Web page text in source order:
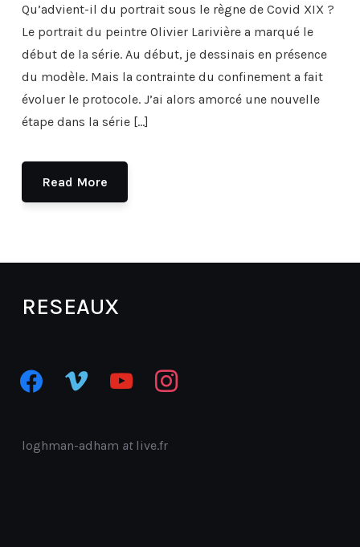
Qu’advient-il du portrait sous le règne de Covid XIX ?
Le portrait du peintre Olivier Larivière a marqué le
début de la série. Au début, je dessinais en présence
du modèle. Mais la contrainte du confinement a fait
évoluer le protocole. J’ai alors amorcé une nouvelle
étape dans la série […]
Read More
RESEAUX
facebookvimeo youtube instagram
loghman-adham atlive.fr